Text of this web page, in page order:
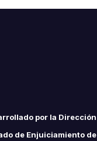
por la
de Enjuiciamiento